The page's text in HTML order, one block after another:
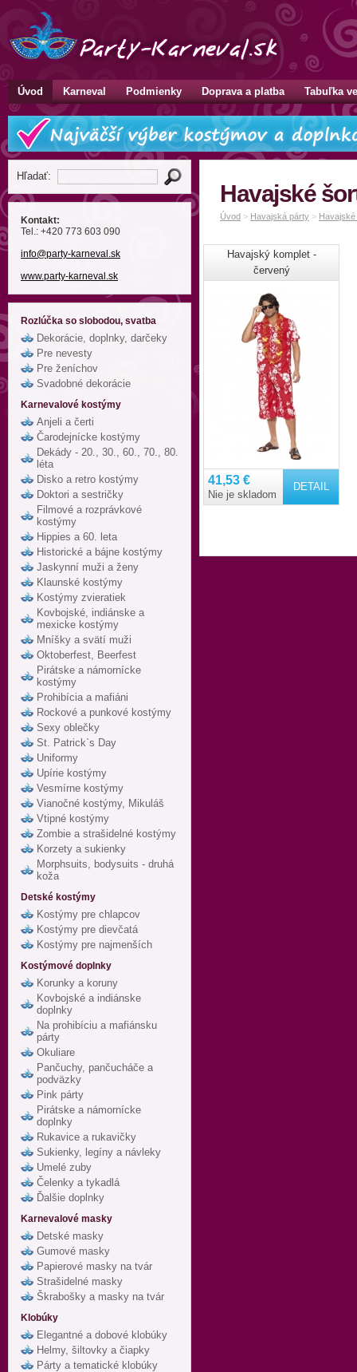
Úvod Karneval Podmienky Doprava a platba Tabuľka
Hľadať:
Kontakt:
Tel.: +420 773 603 090
info@party-karneval .sk
www.party-karneval.sk
Rozlúčka so slobodou, svatba
Dekorácie, doplnky, darčeky
Pre nevesty
Pre ženíchov
Svadobné dekorácie
Karnevalové kostýmy
Anjeli a čerti
Čarodejnícke kostýmy
Dekády - 20., 30., 60., 70., 80.
léta
Disko a retro kostýmy
Doktori a sestričky
Filmové a rozprávkové
kostýmy
Hippies a 60. leta
Historické a bájne kostýmy
Jaskynní muži a ženy
Klaunské kostýmy
Kostýmy zvieratiek
Kovbojské, indiánske a
mexicke kostýmy
Mníšky a svätí muži
Oktoberfest, Beerfest
Pirátske a námornícke
kostýmy
Prohibícia a mafiáni
Rockové a punkové kostýmy
Sexy oblečky
St. Patrick`s Day
Uniformy
Upírie kostýmy
Vesmírne kostýmy
Vianočné kostýmy, Mikuláš
Vtipné kostýmy
Zombie a strašidelné kostýmy
Korzety a sukienky
Morphsuits, bodysuits - druhá
koža
Detské kostýmy
Kostýmy pre chlapcov
Kostýmy pre dievčatá
Kostýmy pre najmenších
Kostýmové doplnky
Korunky a koruny
Kovbojské a indiánske
doplnky
Na prohibíciu a mafiánsku
párty
Okuliare
Pančuchy, pančucháče a
podväzky
Pink párty
Pirátske a námornícke
doplnky
Rukavice a rukavičky
Sukienky, legíny a návleky
Umelé zuby
Čelenky a tykadlá
Ďalšie doplnky
Karnevalové masky
Detské masky
Gumové masky
Papierové masky na tvár
Strašidelné masky
Škrabošky a masky na tvár
Klobúky
Elegantné a dobové klobúky
Helmy, šiltovky a čiapky
Párty a tematické klobúky
Havajské
Úvod > Havajská párty >
Havajský komplet -
červený
DETAIL
41,53 €
Nie je skladom